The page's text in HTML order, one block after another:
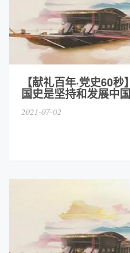
【献礼百年·党史60
国史是坚持和发展中
2021-07-02